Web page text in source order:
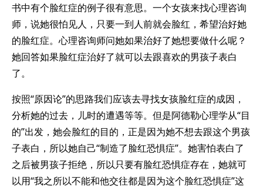
书中有个脸红症的例子很有意思。一个女孩来找心理咨询
师，说她很怕见人，只要一到人前就会脸红，希望治好她
的脸红症。心理咨询师问她如果治好了她想要做什么呢？
她回答如果脸红症治好了就可以去跟喜欢的男孩子表白
了。
按照“原因论”的思路我们应该去寻找女孩脸红症的成因，
分析她的过去，儿时的遭遇等等。但是阿德勒心理学从“目
的”出发，她会脸红的目的，正是因为她不想去跟这个男孩
子表白，所以她自己“制造了脸红恐惧症”。她害怕表白了
之后被男孩子拒绝，所以只要有脸红恐惧症存在，她就可
以用“我之所以不能和他交往都是因为这个脸红恐惧症”这